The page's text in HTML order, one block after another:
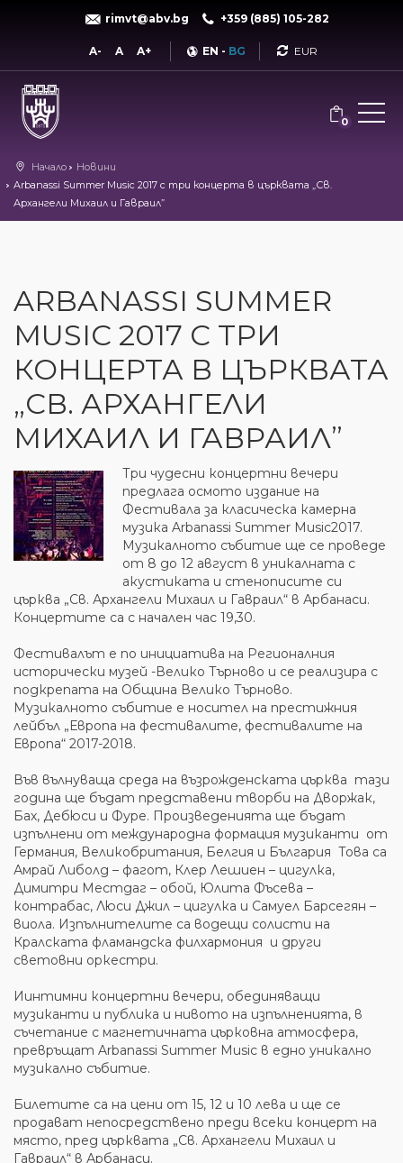
rimvt@abv.bg +359 (885) 105-282
A- A A+ EN - BG Currency
0
Начало
Новини
Arbanassi Summer Music 2017 с три концерта в църквата „Св.
Архангели Михаил и Гавраил”
ARBANASSI SUMMER
MUSIC 2017 С ТРИ
КОНЦЕРТА В ЦЪРКВАТА
„СВ. АРХАНГЕЛИ
МИХАИЛ И ГАВРАИЛ”
Три чудесни концертни вечери
предлага осмото издание на
Фестивала за класическа камерна
музика Arbanassi Summer Music2017.
Музикалното събитие ще се проведе
от 8 до 12 август в уникалната с
акустиката и стенописите си
църква „Св. Архангели Михаил и Гавраил“ в Арбанаси.
Концертите са с начален час 19,30.
Фестивалът е по инициатива на Регионалния
исторически музей -Велико Търново и се реализира с
подкрепата на Община Велико Търново.
Музикалното събитие е носител на престижния
лейбъл „Европа на фестивалите, фестивалите на
Европа“ 2017-2018.
Във вълнуваща среда на възрожденската църква тази
година ще бъдат представени творби на Дворжак,
Бах, Дебюси и Фуре. Произведенията ще бъдат
изпълнени от международна формация музиканти от
Германия, Великобритания, Белгия и България Това са
Амрай Либолд – фагот, Клер Лешиен – цигулка,
Димитри Местдаг – обой, Юлита Фъсева –
контрабас, Люси Джил – цигулка и Самуел Барсегян –
виола. Изпълнителите са водещи солисти на
Кралската фламандска филхармония и други
световни оркестри.
Иинтимни концертни вечери, обединяващи
музиканти и публика и нивото на изпълненията, в
съчетание с магнетичната църковна атмосфера,
превръщат Arbanassi Summer Music в едно уникално
музикално събитие.
Билетите са на цени от 15, 12 и 10 лева и ще се
продават непосредствено преди всеки концерт на
място, пред църквата „Св. Архангели Михаил и
Гавраил“ в Арбанаси.